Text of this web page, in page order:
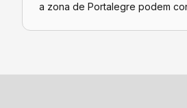
a zona de Portalegre podem